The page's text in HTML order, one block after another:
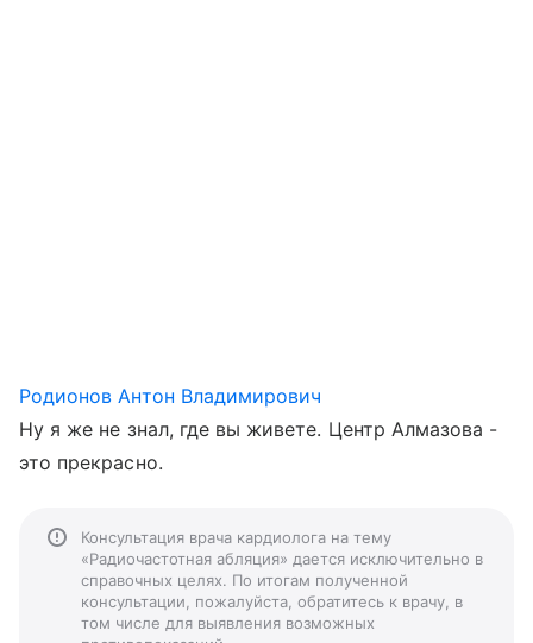
Родионов Антон Владимирович
Ну я же не знал, где вы живете. Центр Алмазова -
это прекрасно.
Консультация врача кардиолога на тему
«Радиочастотная абляция» дается исключительно в
справочных целях. По итогам полученной
консультации, пожалуйста, обратитесь к врачу, в
том числе для выявления возможных